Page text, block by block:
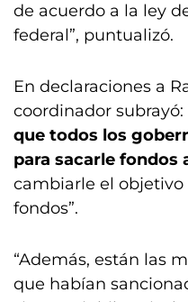
de acuerdo a la ley
federal”, puntualizó.
En declaraciones a
coordinador subrayó:
que todos los
para sacarle fondos
cambiarle el
fondos”.
“Además, están las
que habían